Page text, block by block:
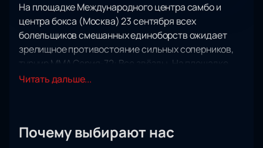
На площадке Международного центра самбо и
центра бокса (Москва) 23 сентября всех
болельщиков смешанных единоборств ожидает
зрелищное противостояние сильных соперников,
турнир ММА Серия-72: Все звёзды. На площадке
Международного центра самбо и центра бокса
противостояние соперников, лучших из лучших! На
Читать дальше...
Почему выбирают нас